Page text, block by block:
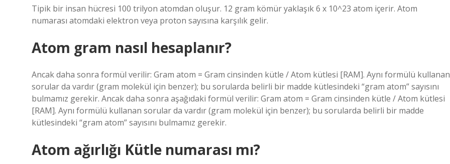
Tipik bir insan hücresi 100 trilyon atomdan oluşur. 12 gram kömür yaklaşık 6 x 10^23 atom içerir. Atom
numarası atomdaki elektron veya proton sayısına karşılık gelir.
Atom gram nasıl hesaplanır?
Ancak daha sonra formül verilir: Gram atom = Gram cinsinden kütle / Atom kütlesi [RAM]. Aynı formülü kullanan
sorular da vardır (gram molekül için benzer); bu sorularda belirli bir madde kütlesindeki “gram atom” sayısını
bulmamız gerekir. Ancak daha sonra aşağıdaki formül verilir: Gram atom = Gram cinsinden kütle / Atom kütlesi
[RAM]. Aynı formülü kullanan sorular da vardır (gram molekül için benzer); bu sorularda belirli bir madde
kütlesindeki “gram atom” sayısını bulmamız gerekir.
Atom ağırlığı Kütle numarası mı?